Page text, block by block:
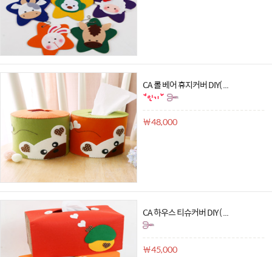
CA 롤 베어 휴지커버 DIY( ...
￦48,000
CA 하우스 티슈커버 DIY ( ...
￦45,000